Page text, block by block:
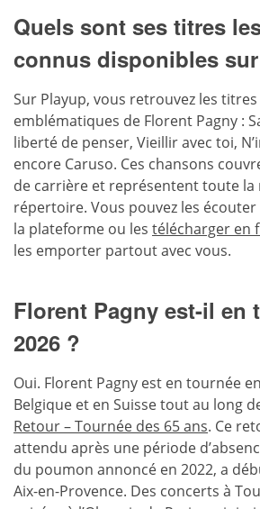
Quels sont ses titres
connus disponibles
Sur Playup, vous retrouvez les
emblématiques de Florent Pagny :
liberté de penser, Vieillir avec toi,
encore Caruso. Ces chansons
de carrière et représentent toute la
répertoire. Vous pouvez les
la plateforme ou les télécharger en
les emporter partout avec vous.
Florent Pagny est-il en
2026 ?
Oui. Florent Pagny est en tournée
Belgique et en Suisse tout au long
Retour – Tournée des 65 ans. Ce
attendu après une période
du poumon annoncé en 2022, a
Aix-en-Provence. Des concerts à